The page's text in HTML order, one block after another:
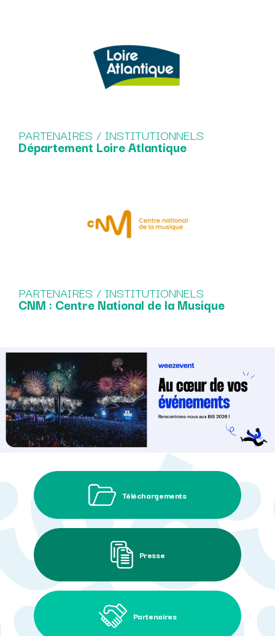
PARTENAIRES / INSTITUTIONNELS
Département Loire Atlantique
PARTENAIRES / INSTITUTIONNELS
CNM : Centre National de la Musique
Téléchargements
Presse
Partenaires